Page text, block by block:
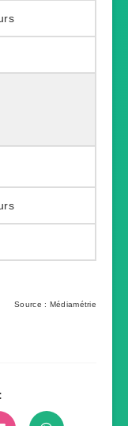
Source : Médiamétrie